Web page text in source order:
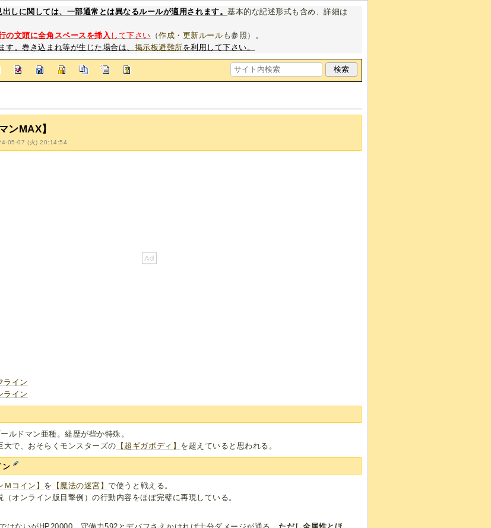
しに関しては、一部通常とは異なるルールが適用されます。基本的な記述形式も含め、詳細は
の文頭に全角スペースを挿入 して下さい （作成・更新ルール も参照）。
す。巻き込まれ等が生じた場合は、 掲示板避難所を利用して下さい。
ンMAX】
05-07 (火) 20:14:54
ライン
ライン
ルドマン亜種。経歴が些か特殊。
大で、おそらくモンスターズの 【超ギガボディ】 を超えていると思われる。
ン
Ｍコイン】 を 【魔法の迷宮】で使うと戦える。
（オンライン版目撃例）の行動内容をほぼ完璧に再現している。